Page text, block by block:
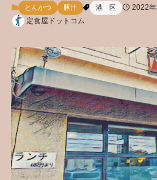
とんかつ 豚汁 港 区 2022
定食屋ドットコム